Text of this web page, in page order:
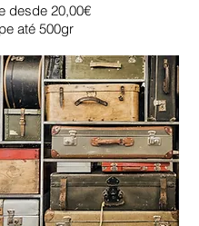
desde 20,00€
até 500gr